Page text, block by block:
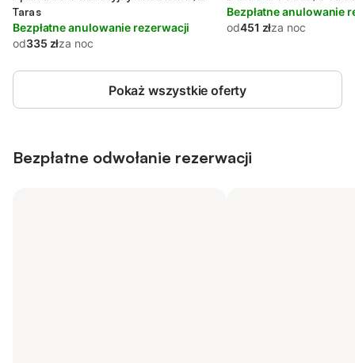
Taras
Bezpłatne anulowanie rezerwacji
od335 złza noc
Bezpłatne anulowanie
od451 złza noc
Pokaż wszystkie oferty
Bezpłatne odwołanie rezerwacji